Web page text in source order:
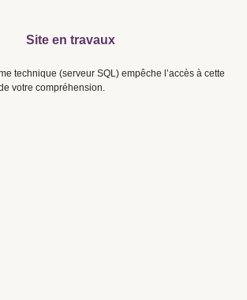
Site en travaux
technique (serveur SQL) empêche l’accès à cette
votre compréhension.